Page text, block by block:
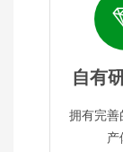
自有
拥有完善
产